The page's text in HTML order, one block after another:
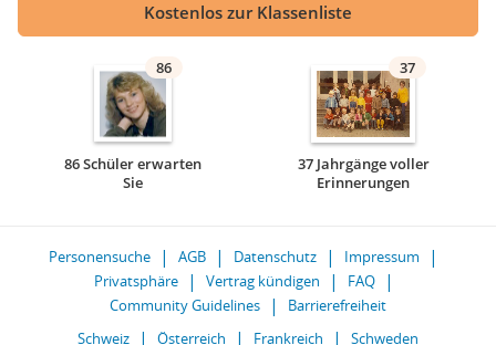
Kostenlos zur Klassenliste
86
86 Schüler erwarten
Sie
37
37 Jahrgänge voller
Erinnerungen
Personensuche AGB Datenschutz
Impressum
Privatsphäre
Vertrag kündigen
FAQ
Community Guidelines
Barrierefreiheit
Schweiz
Österreich Frankreich Schweden